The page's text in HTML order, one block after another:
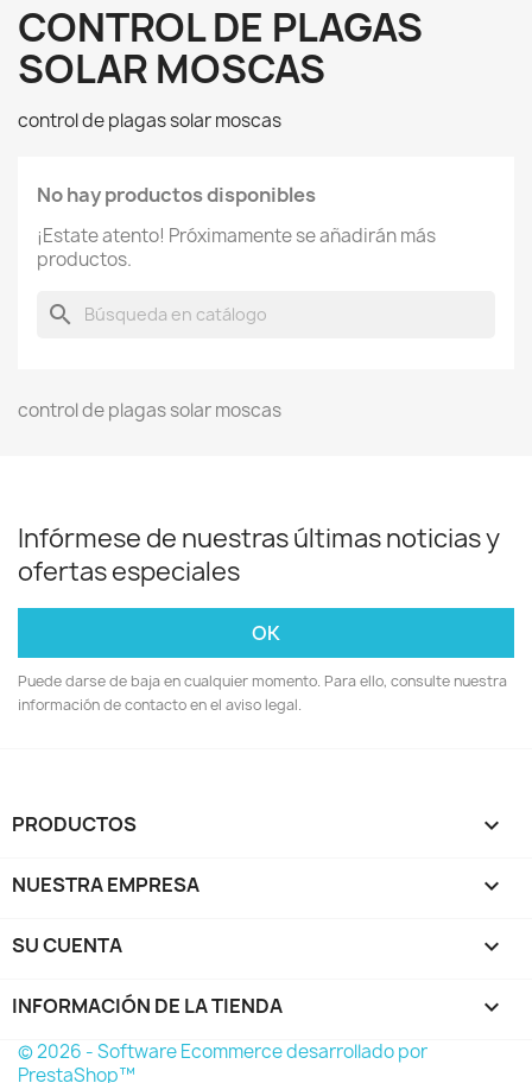
CONTROL DE PLAGAS
SOLAR MOSCAS
control de plagas solar moscas
No hay productos disponibles
¡Estate atento! Próximamente se añadirán más
productos.
search
control de plagas solar moscas
Infórmese de nuestras últimas noticias y
ofertas especiales
Puede darse de baja en cualquier momento. Para ello, consulte nuestra
información de contacto en el aviso legal.
PRODUCTOS 
NUESTRA EMPRESA 
SU CUENTA 
INFORMACIÓN DE LA TIENDA keyboard_arrow_down
© 2026 - Software Ecommerce desarrollado por
PrestaShop™